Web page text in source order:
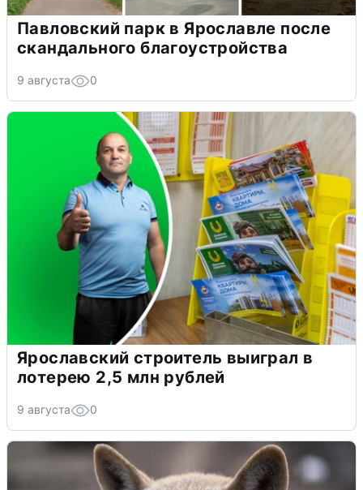
Павловский парк в Ярославле после
скандального благоустройства
9 августа 0
Ярославский строитель выиграл в
лотерею 2,5 млн рублей
9 августа 0